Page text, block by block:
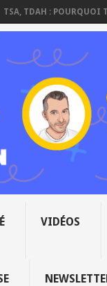
TSA, TDAH : POURQUOI
VIDÉOS